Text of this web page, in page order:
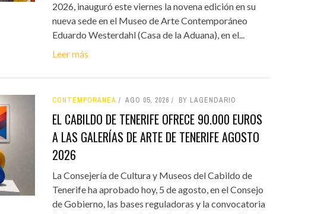
2026, inauguró este viernes la novena edición en su
nueva sede en el Museo de Arte Contemporáneo
Eduardo Westerdahl (Casa de la Aduana), en el...
Leer más
CONTEMPORÁNEA AGO 05, 2026 BY LAGENDARIO
EL CABILDO DE TENERIFE OFRECE 90.000 EUROS
A LAS GALERÍAS DE ARTE DE TENERIFE AGOSTO
2026
La Consejería de Cultura y Museos del Cabildo de
Tenerife ha aprobado hoy, 5 de agosto, en el Consejo
de Gobierno, las bases reguladoras y la convocatoria